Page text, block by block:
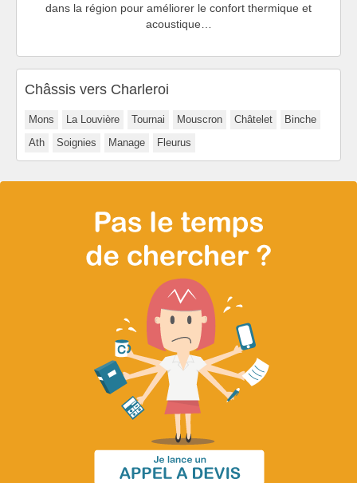
dans la région pour améliorer le confort thermique et
acoustique…
Châssis vers Charleroi
Mons La Louvière Tournai Mouscron Châtelet
Binche
Ath
Soignies Manage Fleurus